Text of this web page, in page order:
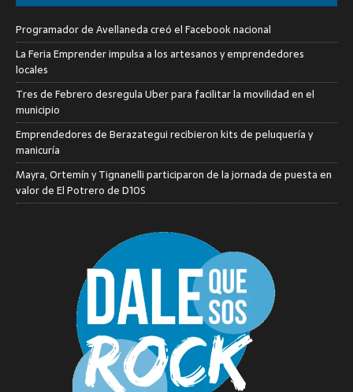
Programador de Avellaneda creó el Facebook nacional
La Feria Emprender impulsa a los artesanos y emprendedores
locales
Tres de Febrero desregula Uber para facilitar la movilidad en el
municipio
Emprendedores de Berazategui recibieron kits de peluquería y
manicuría
Mayra, Ortemín y Tignanelli participaron de la jornada de puesta en
valor de El Potrero de D10S